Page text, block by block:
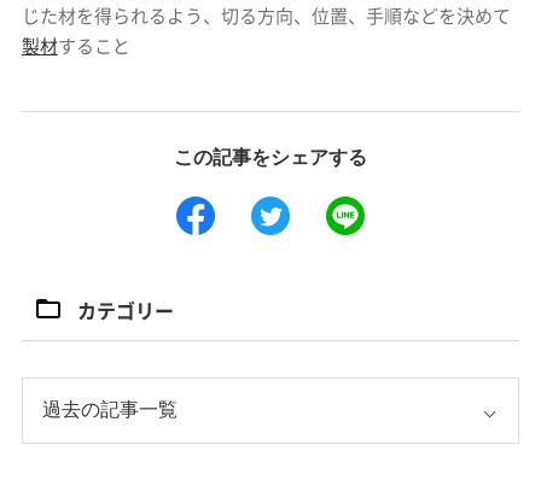
じた材を得られるよう、切る方向、位置、手順などを決めて
製材すること
この記事をシェアする
カテゴリー